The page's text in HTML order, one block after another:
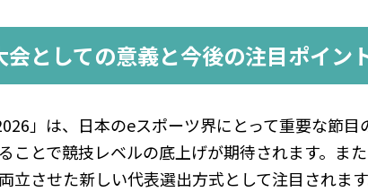
会としての意義と今後の注目ポイン
」は、日本のeスポーツ界にとって重要な節
ことで競技レベルの底上げが期待されます。ま
立させた新しい代表選出方式として注目されます